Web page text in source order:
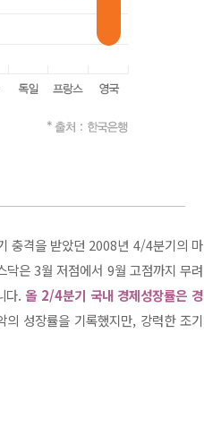
충격을 받았던 2008년 4/4분기의 마
은 3월 저점에서 9월 고점까지 무려
다. 올 2/4분기 국내 경제성장률은 경
성장률을 기록했지만, 강력한 조기